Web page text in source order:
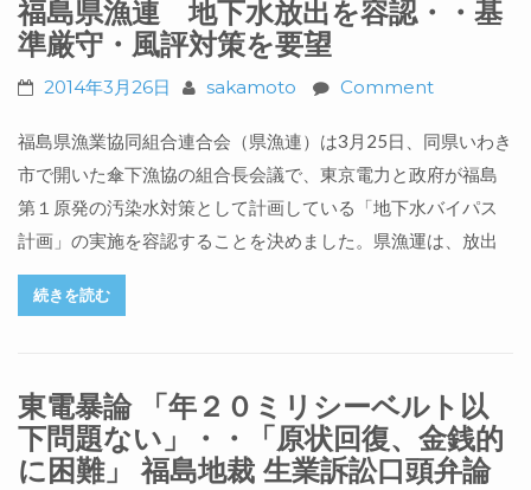
福島県漁連 地下水放出を容認・・基
準厳守・風評対策を要望
2014年3月26日 sakamoto Comment
福島県漁業協同組合連合会（県漁連）は3月25日、同県いわき
市で開いた傘下漁協の組合長会議で、東京電力と政府が福島
第１原発の汚染水対策として計画している「地下水バイパス
計画」の実施を容認することを決めました。県漁運は、放出
続きを読む
東電暴論 「年２０ミリシーベルト以
下問題ない」・・「原状回復、金銭的
に困難」 福島地裁 生業訴訟口頭弁論